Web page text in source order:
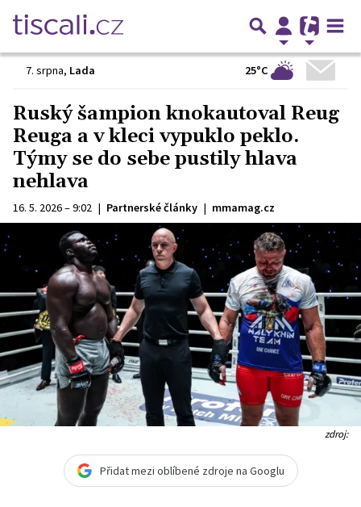
7. srpna, Lada 25°C
Ruský šampion knokautoval Reug
Reuga a v kleci vypuklo peklo.
Týmy se do sebe pustily hlava
nehlava
16. 5. 2026 – 9:02 | Partnerské články | mmamag.cz
zdroj:
Přidat mezi oblíbené zdroje na Googlu